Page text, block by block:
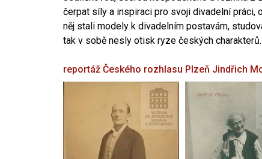
čerpat síly a inspiraci pro svoji divadelní
něj stali modely k divadelním postavám,
tak v sobě nesly otisk ryze českých charakterů.
reportáž Českého rozhlasu Plzeň Jindřich